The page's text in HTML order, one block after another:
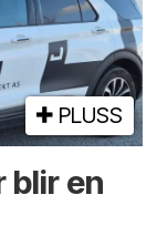
PLUSS
blir en